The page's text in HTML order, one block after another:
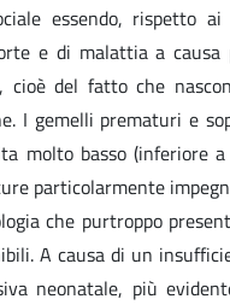
essendo, rispetto
e di malattia a causa
cioè del fatto che
I gemelli prematuri e
molto basso (inferiore
particolarmente
che purtroppo
A causa di un
neonatale, più